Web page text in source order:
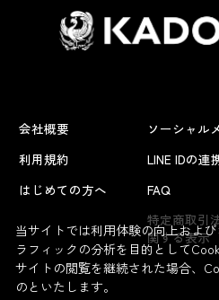
会社概要
利用規約
はじめての方へ
ソーシャル
LINE IDの連
FAQ
特定商取引
関する表示
当サイトでは利用体験の向上およ
ラフィックの分析を目的として
サイトの閲覧を継続された場合、
のといたします。